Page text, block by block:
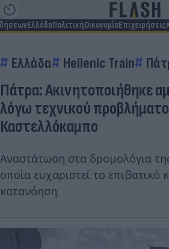
ΕλλάδαΠολιτικήΟικονομίαΕπιχειρήσεις
Ελλάδα Hellenic Train
Πάτρα: Ακινητοποιήθηκε
λόγω τεχνικού
Καστελλόκαμπο
Αναστάτωση στα δρομολόγια
οποία ευχαριστεί το επιβατικό
κατανόηση.